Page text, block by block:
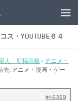
ス・YOUTUBE６４
人 新掲示板 › アニメ・
先: アニメ・漫画・ゲー
#49399